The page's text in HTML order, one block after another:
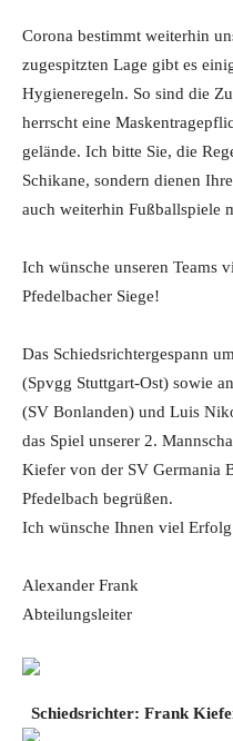
Corona bestimmt weiterhin
zugespitzten Lage gibt es
Hygieneregeln. So sind die
herrscht eine
gelände. Ich bitte Sie, die
Schikane, sondern dienen
auch weiterhin Fußballspiele
Ich wünsche unseren Teams
Pfedelbacher Siege!
Das Schiedsrichtergespann
(Spvgg Stuttgart-Ost) sowie
(SV Bonlanden) und Luis
das Spiel unserer 2.
Kiefer von der SV Germania
Pfedelbach begrüßen.
Ich wünsche Ihnen viel
Alexander Frank
Abteilungsleiter
Schiedsrichter: Frank